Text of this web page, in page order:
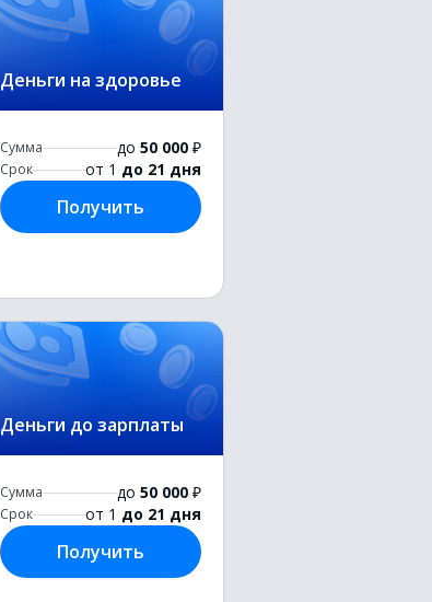
Деньги на здоровье
Сумма до 50 000 ₽
Срок от 1 до 21 дня
Получить
Деньги до зарплаты
Сумма до 50 000 ₽
Срок от 1 до 21 дня
Получить